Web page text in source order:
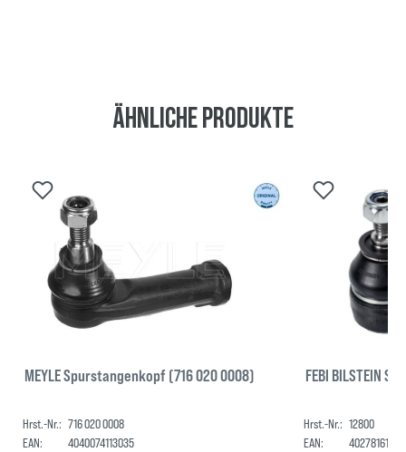
Ähnliche Produkte
MEYLE Spurstangenkopf (716 020 0008)
Hrst.-Nr.: 716 020 0008
EAN:
4040074113035
FEBI BILSTEIN
Hrst.-Nr.: 12800
EAN: